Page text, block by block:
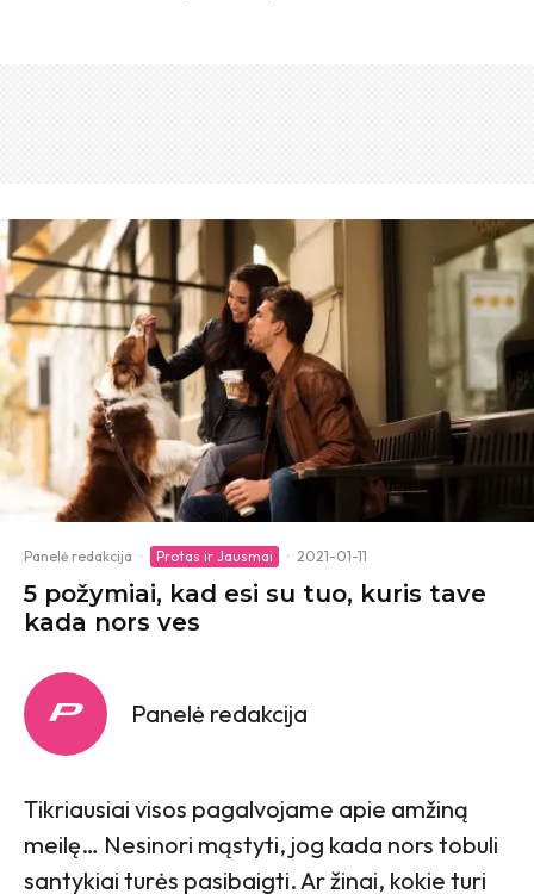
Panelė redakcija · Protas ir Jausmai · 2021-01-11
5 požymiai, kad esi su tuo, kuris tave
kada nors ves
Panelė redakcija
Tikriausiai visos pagalvojame apie amžiną
meilę… Nesinori mąstyti, jog kada nors tobuli
santykiai turės pasibaigti. Ar žinai, kokie turi